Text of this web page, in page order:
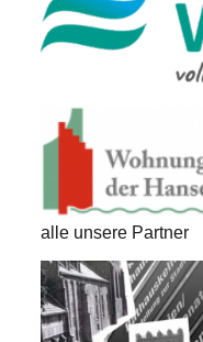
alle unsere Partner